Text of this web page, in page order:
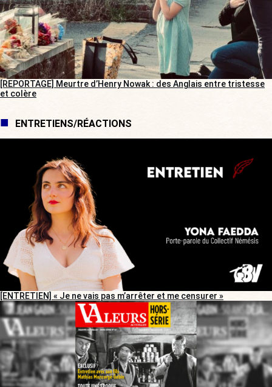
[REPORTAGE] Meurtre d’Henry Nowak : des Anglais entre tristesse
et colère
ENTRETIENS/RÉACTIONS
[ENTRETIEN] « Je ne vais pas m’arrêter et me censurer »